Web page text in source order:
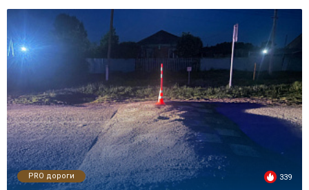
PRO дороги 339